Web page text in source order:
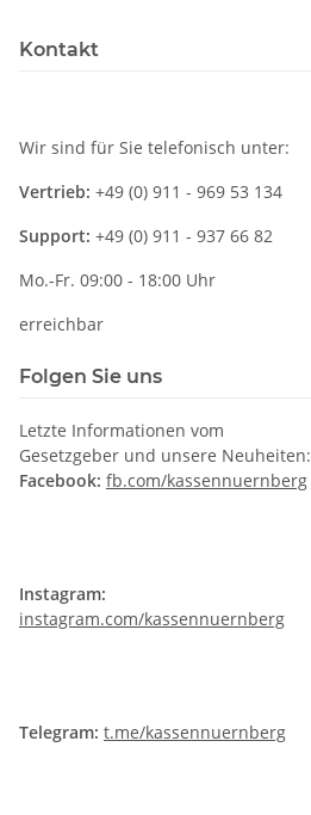
Kontakt
Wir sind für Sie telefonisch unter:
Vertrieb: +49 (0) 911 - 969 53 134
Support: +49 (0) 911 - 937 66 82
Mo.-Fr. 09:00 - 18:00 Uhr
erreichbar
Folgen Sie uns
Letzte Informationen vom
Gesetzgeber und unsere Neuheiten:
Facebook: fb.com/kassennuernberg
Instagram:
instagram.com/kassennuernberg
Telegram: t.me/kassennuernberg